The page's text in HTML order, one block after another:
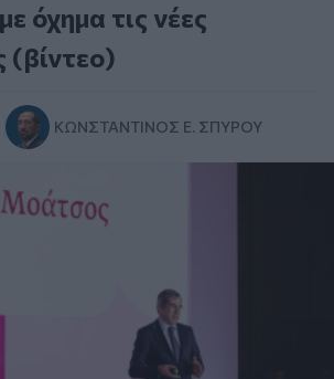
όχημα τις νέες
(βίντεο)
ΚΩΝΣΤΑΝΤΊΝΟΣ Ε. ΣΠΎΡΟΥ